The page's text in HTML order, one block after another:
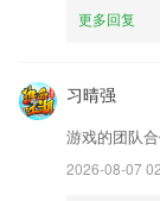
更多回复
习晴强
游戏的团队
2026-08-07